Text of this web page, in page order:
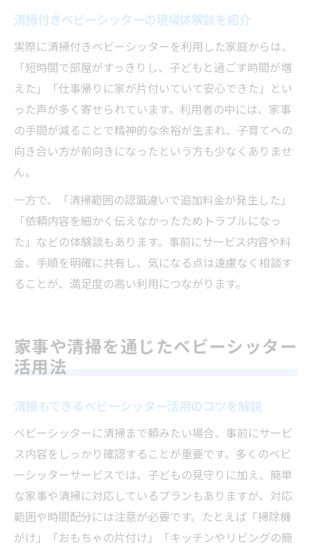
清掃付きベビーシッターの現場体験談を紹介
実際に清掃付きベビーシッターを利用した家庭からは、
「短時間で部屋がすっきりし、子どもと過ごす時間が増
えた」「仕事帰りに家が片付いていて安心できた」とい
った声が多く寄せられています。利用者の中には、家事
の手間が減ることで精神的な余裕が生まれ、子育てへの
向き合い方が前向きになったという方も少なくありませ
ん。
一方で、「清掃範囲の認識違いで追加料金が発生した」
「依頼内容を細かく伝えなかったためトラブルになっ
た」などの体験談もあります。事前にサービス内容や料
金、手順を明確に共有し、気になる点は遠慮なく相談す
ることが、満足度の高い利用につながります。
家事や清掃を通じたベビーシッター
活用法
清掃もできるベビーシッター活用のコツを解説
ベビーシッターに清掃まで頼みたい場合、事前にサービ
ス内容をしっかり確認することが重要です。多くのベビ
ーシッターサービスでは、子どもの見守りに加え、簡単
な家事や清掃に対応しているプランもありますが、対応
範囲や時間配分には注意が必要です。たとえば「掃除機
がけ」「おもちゃの片付け」「キッチンやリビングの簡